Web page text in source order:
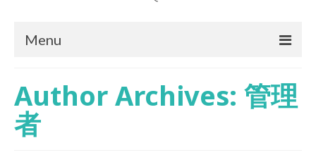
Menu
買取について
買取事例
Author Archives: 管理
者